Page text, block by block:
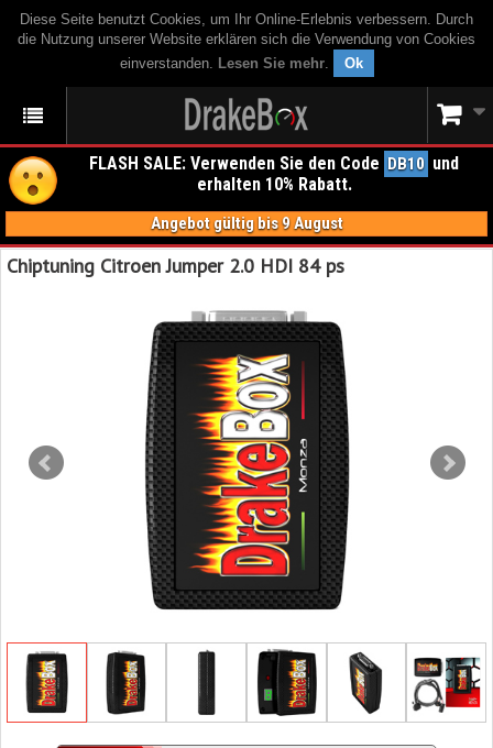
Diese Seite benutzt Cookies, um Ihr Online-Erlebnis verbessern. Durch
die Nutzung unserer Website erklären sich die Verwendung von Cookies
einverstanden. Lesen Sie mehr. Ok
FLASH SALE: Verwenden Sie den Code DB10 und
erhalten 10% Rabatt.
Angebot gültig bis 9 August
Chiptuning Citroen Jumper 2.0 HDI 84 ps